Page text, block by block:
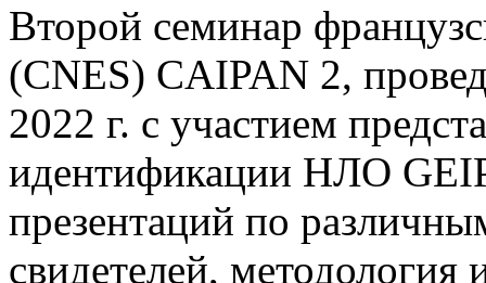
Второй семинар
(CNES) CAIPAN 2,
2022 г. с участием
идентификации НЛО
презентаций по
свидетелей,